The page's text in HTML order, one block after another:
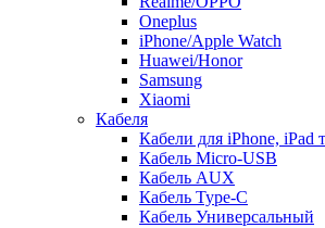
Oneplus
iPhone/Apple Watch
Huawei/Honor
Samsung
Xiaomi
Кабеля
Кабели для iPhone, iPad
Кабель Micro-USB
Кабель AUX
Кабель Type-C
Кабель Универсальный